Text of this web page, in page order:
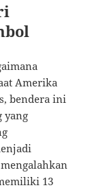
Amerika
bendera ini
yang
13